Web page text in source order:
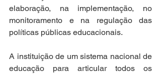
elaboração, na implementação, no
monitoramento e na regulação das
políticas públicas educacionais.
A instituição de um sistema nacional de
educação para articular todos os